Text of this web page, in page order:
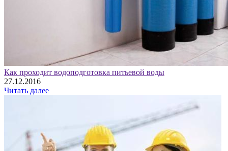
Как проходит водоподготовка питьевой воды
27.12.2016
Читать далее